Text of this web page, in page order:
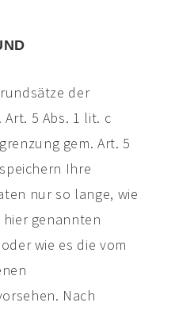
der
5 Abs. 1 lit. c
gem. Art. 5
Ihre
nur so lange, wie
genannten
wie es die vom
Nach